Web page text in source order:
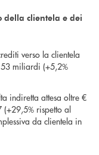
della clientela e dei
verso la clientela
miliardi (+5,2%
indiretta attesa oltre €
rispetto al
da clientela in